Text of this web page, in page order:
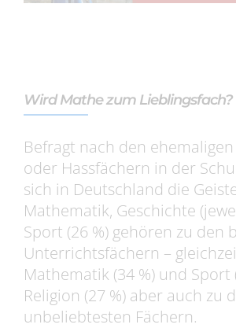
Wird Mathe zum Lieblingsfach?
Befragt nach den
oder Hassfächern in der
sich in Deutschland die
Mathematik, Geschichte
Sport (26 %) gehören zu den
Unterrichtsfächern –
Mathematik (34 %) und Sport
Religion (27 %) aber auch zu
unbeliebtesten Fächern.